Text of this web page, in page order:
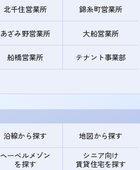
北千住営業所 錦糸町営業所
あざみ野営業所 大船営業所
船橋営業所 テナント事業部
沿線から探す 地図から探す
ヘーベルメゾン
を探す
シニア向け
賃貸住宅を探す